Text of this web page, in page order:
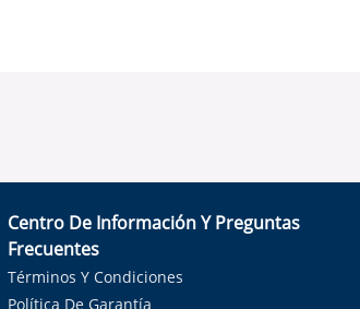
Centro De Información Y Preguntas
Frecuentes
Términos Y Condiciones
Política De Garantía